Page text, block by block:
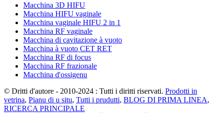
Macchina 3D HIFU
Macchina HIFU vaginale
Macchina vaginale HIFU 2 in 1
Macchina RF vaginale
Macchina di cavitazione à vuoto
Macchina à vuoto CET RET
Macchina RF di focus
Macchina RF frazionale
Macchina d'ossigenu
© Dritti d'autore - 2010-2024 : Tutti i diritti riservati. Prodotti in
vetrina, Pianu di u situ, Tutti i prudutti, BLOG DI PRIMA LINEA,
RICERCA PRINCIPALE